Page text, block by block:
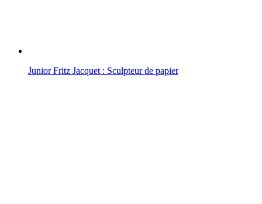
Junior Fritz Jacquet : Sculpteur de papier